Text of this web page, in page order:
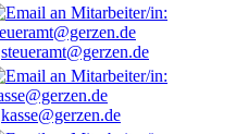
steueramt@gerzen.de
kasse@gerzen.de